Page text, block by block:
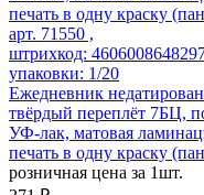
арт. 71550 ,
штрихкод:
упаковки: 1/20
Ежедневник
твёрдый переплёт 7БЦ,
УФ-лак, матовая
печать в одну краску
розничная цена за 1шт.